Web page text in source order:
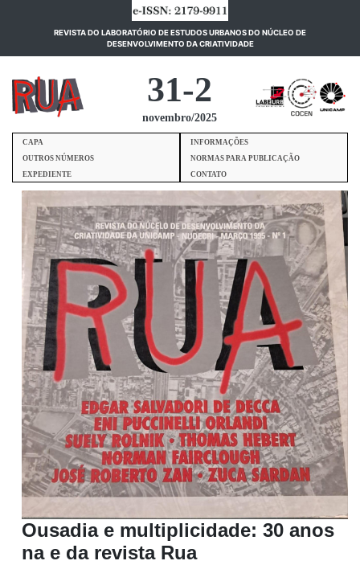
REVISTA DO LABORATÓRIO DE ESTUDOS URBANOS DO NÚCLEO DE
DESENVOLVIMENTO DA CRIATIVIDADE(current)
31-2
novembro/2025
CAPA
INFORMAÇÕES
OUTROS NÚMEROS
NORMAS PARA PUBLICAÇÃO
EXPEDIENTE
CONTATO
Ousadia e multiplicidade: 30 anos
na e da revista Rua